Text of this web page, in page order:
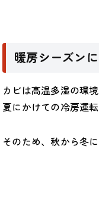
暖房シーズン
カビは高温多湿の環
夏にかけての冷房運
そのため、秋から冬